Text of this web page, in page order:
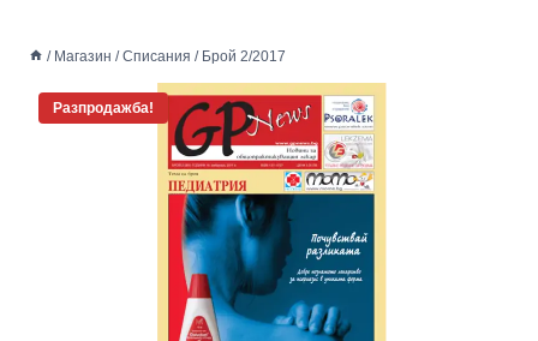
/ Магазин / Списания / Брой 2/2017
Разпродажба!